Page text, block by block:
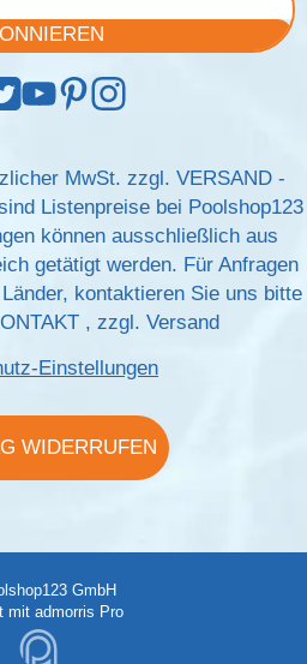
MwSt. zzgl. VERSAND -
Listenpreise bei Poolshop123
können ausschließlich aus
getätigt werden. Für Anfragen
kontaktieren Sie uns bitte
, zzgl. Versand
Einstellungen
WIDERRUFEN
GmbH
mit admorris Pro